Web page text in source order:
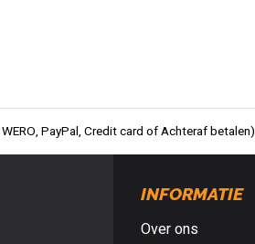
PayPal, Credit card of Achteraf betalen)
INFORMATIE
Over ons